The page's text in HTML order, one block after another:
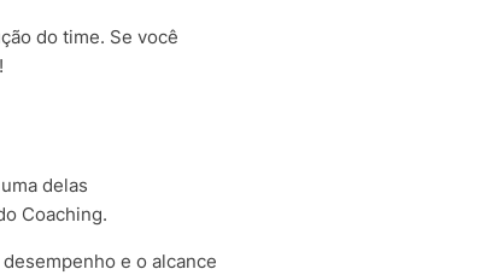
do time. Se você
delas
Coaching.
e o alcance